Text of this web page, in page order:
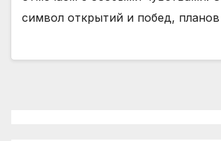
символ открытий и побед,